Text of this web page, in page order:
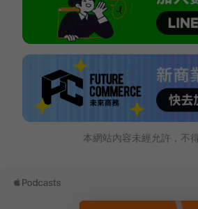
本網站內容未經允許，不得